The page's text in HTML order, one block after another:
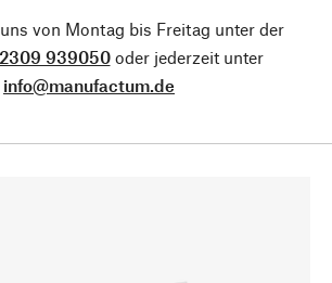
von Montag bis Freitag unter der
939050oder jederzeit unter
info@manufactum.de